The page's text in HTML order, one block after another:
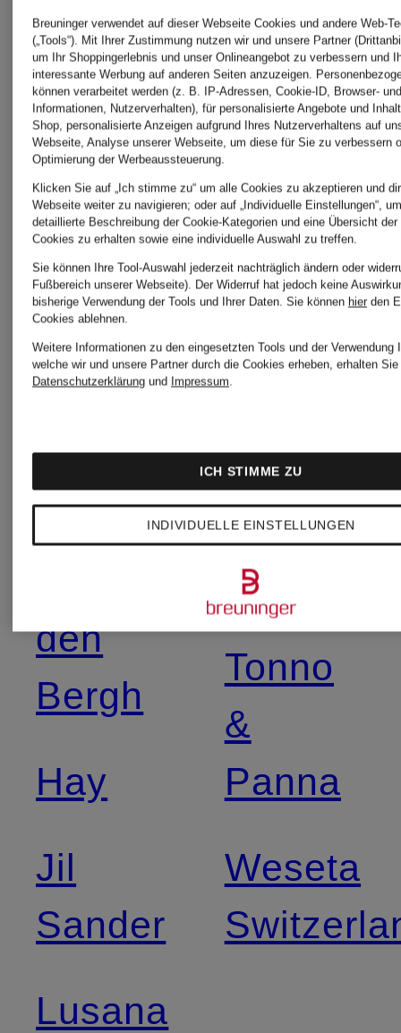
Weitere Marken
AMIRI
Casall
den
Bergh
Hay
Jil
Sander
Lusana
Missoni
Sly 010
Tonno
&
Panna
Weseta
Breuninger verwendet auf dieser Webseite Cookies und andere Web-
(„Tools“). Mit Ihrer Zustimmung nutzen wir und unsere Partner
um Ihr Shoppingerlebnis und unser Onlineangebot zu verbessern und
interessante Werbung auf anderen Seiten anzuzeigen.
können verarbeitet werden (z. B. IP-Adressen, Cookie-ID, Browser-
Informationen, Nutzerverhalten), für personalisierte Angebote und
Shop, personalisierte Anzeigen aufgrund Ihres Nutzerverhaltens auf
Webseite, Analyse unserer Webseite, um diese für Sie zu verbessern
Optimierung der Werbeaussteuerung.
Klicken Sie auf „Ich stimme zu“ um alle Cookies zu akzeptieren und
Webseite weiter zu navigieren; oder auf „Individuelle Einstellungen“,
detaillierte Beschreibung der Cookie-Kategorien und eine Übersicht
Cookies zu erhalten sowie eine individuelle Auswahl zu treffen.
Sie können Ihre Tool-Auswahl jederzeit nachträglich ändern oder
Fußbereich unserer Webseite). Der Widerruf hat jedoch keine
bisherige Verwendung der Tools und Ihrer Daten. Sie können hier den
Cookies ablehnen.
Weitere Informationen zu den eingesetzten Tools und der Verwendung
welche wir und unsere Partner durch die Cookies erheben, erhalten
Datenschutzerklärung und Impressum.
INDIVIDUELLE EINSTELLUNGEN
ICH STIMME ZU